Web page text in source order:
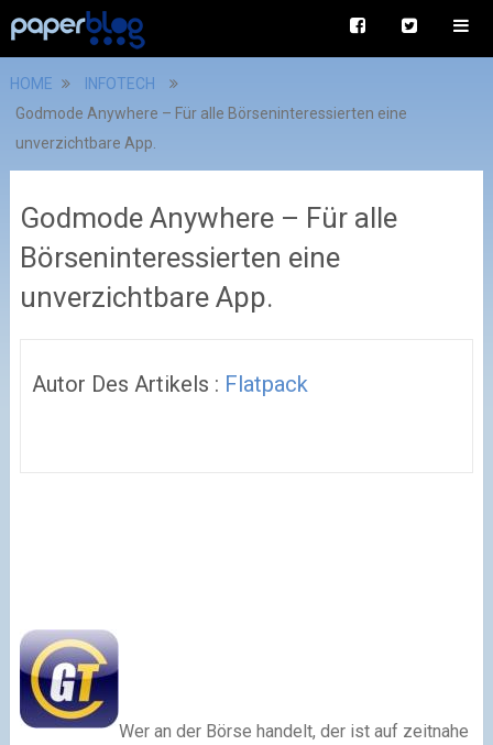
HOME
INFOTECH
Godmode Anywhere – Für alle Börseninteressierten eine
unverzichtbare App.
Godmode Anywhere – Für alle
Börseninteressierten eine
unverzichtbare App.
Autor Des Artikels : Flatpack
Wer an der Börse handelt, der ist auf zeitnahe